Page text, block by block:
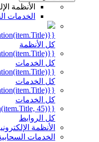
الأنظمة
الخدمات
{{mmc.getCurrentTranslation(item.Title)}}
كل الأنظمة
{{mmc.getCurrentTranslation(item.Title)}}
كل الخدمات
{{mmc.getCurrentTranslation(item.Title)}}
كل الخدمات
{{mmc.getCurrentTranslation(item.Title)}}
كل الخدمات
{{mmc.getTrimmedTranslation(item.Title, 45)}}
كل الروابط
الأنظمة
الخدمات